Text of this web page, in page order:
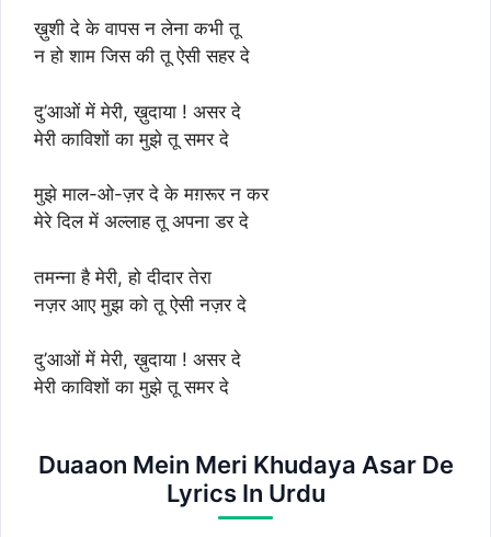
ख़ुशी दे के वापस न लेना कभी तू
न हो शाम जिस की तू ऐसी सहर दे
दु’आओं में मेरी, ख़ुदाया ! असर दे
मेरी काविशों का मुझे तू समर दे
मुझे माल-ओ-ज़र दे के मग़रूर न कर
मेरे दिल में अल्लाह तू अपना डर दे
तमन्ना है मेरी, हो दीदार तेरा
नज़र आए मुझ को तू ऐसी नज़र दे
दु’आओं में मेरी, ख़ुदाया ! असर दे
मेरी काविशों का मुझे तू समर दे
Duaaon Mein Meri Khudaya Asar De
Lyrics In Urdu